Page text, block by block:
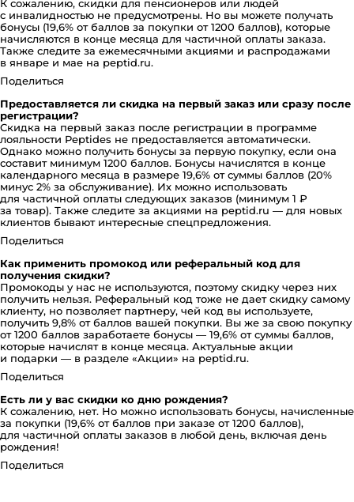
К сожалению, скидки для пенсионеров или людей
с инвалидностью не предусмотрены. Но вы можете получать
бонусы (19,6% от баллов за покупки от 1200 баллов), которые
начисляются в конце месяца для частичной оплаты заказа.
Также следите за ежемесячными акциями и распродажами
в январе и мае на peptid.ru.
Поделиться
Предоставляется ли скидка на первый заказ или сразу после
регистрации?
Скидка на первый заказ после регистрации в программе
лояльности Peptides не предоставляется автоматически.
Однако можно получить бонусы за первую покупку, если она
составит минимум 1200 баллов. Бонусы начислятся в конце
календарного месяца в размере 19,6% от суммы баллов (20%
минус 2% за обслуживание). Их можно использовать
для частичной оплаты следующих заказов (минимум 1 ₽
за товар). Также следите за акциями на peptid.ru — для новых
клиентов бывают интересные спецпредложения.
Поделиться
Как применить промокод или реферальный код для
получения скидки?
Промокоды у нас не используются, поэтому скидку через них
получить нельзя. Реферальный код тоже не дает скидку самому
клиенту, но позволяет партнеру, чей код вы используете,
получить 9,8% от баллов вашей покупки. Вы же за свою покупку
от 1200 баллов заработаете бонусы — 19,6% от суммы баллов,
которые начислят в конце месяца. Актуальные акции
и подарки — в разделе «Акции» на peptid.ru.
Поделиться
Есть ли у вас скидки ко дню рождения?
К сожалению, нет. Но можно использовать бонусы, начисленные
за покупки (19,6% от баллов при заказе от 1200 баллов),
для частичной оплаты заказов в любой день, включая день
рождения!
Поделиться